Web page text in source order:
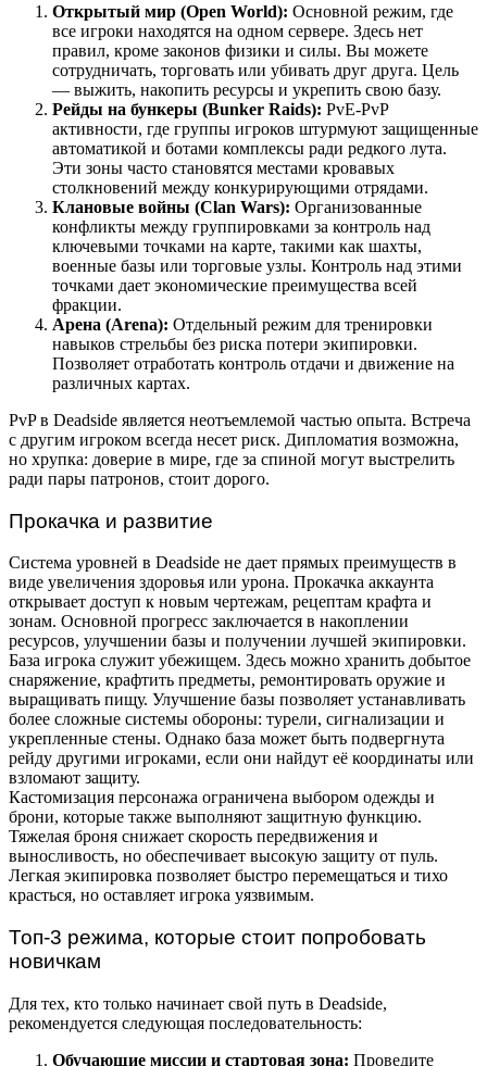
Открытый мир (Open World): Основной режим, где
все игроки находятся на одном сервере. Здесь нет
правил, кроме законов физики и силы. Вы можете
сотрудничать, торговать или убивать друг друга. Цель
— выжить, накопить ресурсы и укрепить свою базу.
Рейды на бункеры (Bunker Raids): PvE-PvP
активности, где группы игроков штурмуют защищенные
автоматикой и ботами комплексы ради редкого лута.
Эти зоны часто становятся местами кровавых
столкновений между конкурирующими отрядами.
Клановые войны (Clan Wars): Организованные
конфликты между группировками за контроль над
ключевыми точками на карте, такими как шахты,
военные базы или торговые узлы. Контроль над этими
точками дает экономические преимущества всей
фракции.
Арена (Arena): Отдельный режим для тренировки
навыков стрельбы без риска потери экипировки.
Позволяет отработать контроль отдачи и движение на
различных картах.
PvP в Deadside является неотъемлемой частью опыта. Встреча
с другим игроком всегда несет риск. Дипломатия возможна,
но хрупка: доверие в мире, где за спиной могут выстрелить
ради пары патронов, стоит дорого.
Прокачка и развитие
Система уровней в Deadside не дает прямых преимуществ в
виде увеличения здоровья или урона. Прокачка аккаунта
открывает доступ к новым чертежам, рецептам крафта и
зонам. Основной прогресс заключается в накоплении
ресурсов, улучшении базы и получении лучшей экипировки.
База игрока служит убежищем. Здесь можно хранить добытое
снаряжение, крафтить предметы, ремонтировать оружие и
выращивать пищу. Улучшение базы позволяет устанавливать
более сложные системы обороны: турели, сигнализации и
укрепленные стены. Однако база может быть подвергнута
рейду другими игроками, если они найдут её координаты или
взломают защиту.
Кастомизация персонажа ограничена выбором одежды и
брони, которые также выполняют защитную функцию.
Тяжелая броня снижает скорость передвижения и
выносливость, но обеспечивает высокую защиту от пуль.
Легкая экипировка позволяет быстро перемещаться и тихо
красться, но оставляет игрока уязвимым.
Топ-3 режима, которые стоит попробовать
новичкам
Для тех, кто только начинает свой путь в Deadside,
рекомендуется следующая последовательность:
Обучающие миссии и стартовая зона: Проведите